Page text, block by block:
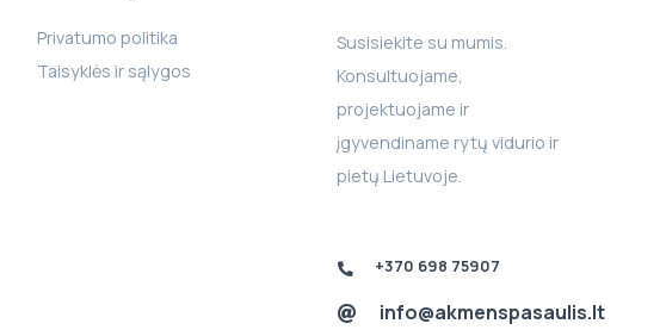
Privatumo politika
Taisyklės ir sąlygos
Susisiekite su mumis.
Konsultuojame,
projektuojame ir
įgyvendiname rytų vidurio ir
pietų Lietuvoje.
+370 698 75907
info@akmenspasaulis.lt